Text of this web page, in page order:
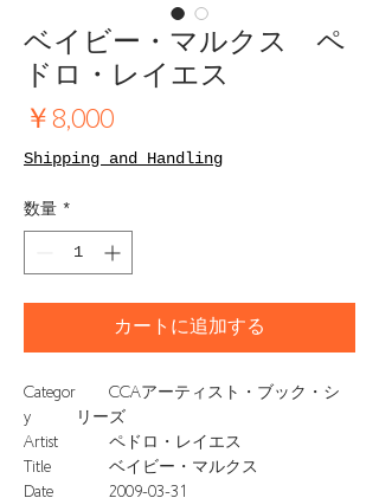
ベイビー・マルクス ペ
ドロ・レイエス
￥8,000価
格
Shipping and Handling
数量 *
カートに追加する
Categor
y
CCAアーティスト・ブック・シ
リーズ
Artist
ペドロ・レイエス
Title
ベイビー・マルクス
Date
2009-03-31